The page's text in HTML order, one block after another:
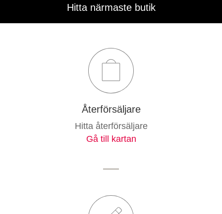
Hitta närmaste butik
Återförsäljare
Hitta återförsäljare
Gå till kartan